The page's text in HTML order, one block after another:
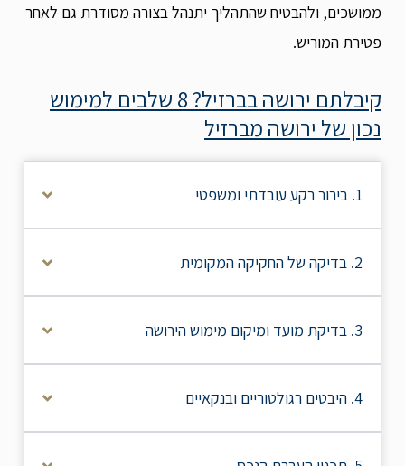
ממושכים, ולהבטיח שהתהליך יתנהל בצורה מסודרת גם לאחר
פטירת המוריש.
קיבלתם ירושה בברזיל? 8 שלבים למימוש
נכון של ירושה מברזיל
1. בירור רקע עובדתי ומשפטי
2. בדיקה של החקיקה המקומית
3. בדיקת מועד ומיקום מימוש הירושה
4. היבטים רגולטוריים ובנקאיים